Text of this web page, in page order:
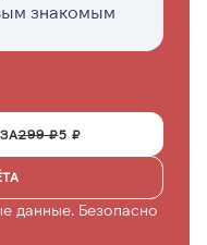
знакомым
299 ₽5 ₽
данные. Безопасно